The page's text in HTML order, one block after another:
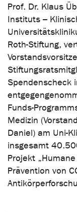
Prof. Dr. Klaus
Instituts –
Roth-Stiftung,
Spendenscheck
Funds-
Medizin
Daniel) am Uni-
insgesamt
Projekt
Prävention von